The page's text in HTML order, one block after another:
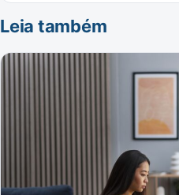
Leia também